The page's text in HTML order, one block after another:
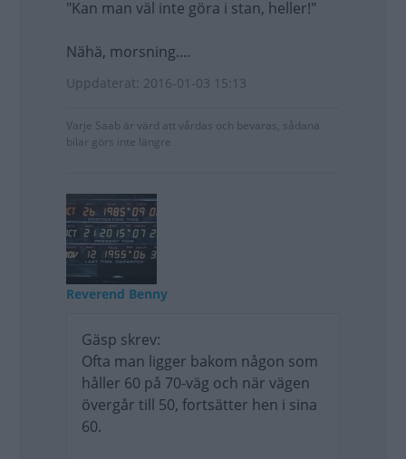
"Kan man väl inte göra i stan, heller!"
Nähä, morsning....
Uppdaterat: 2016-01-03 15:13
Varje Saab är värd att vårdas och bevaras, sådana
bilar görs inte längre
Reverend Benny
Gäsp skrev:
Ofta man ligger bakom någon som
håller 60 på 70-väg och när vägen
övergår till 50, fortsätter hen i sina
60.